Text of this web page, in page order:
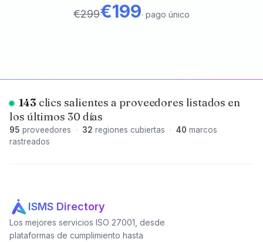
€299€199· pago único
143 clics salientes a proveedores listados en
los últimos 30 días
95 proveedores · 32 regiones cubiertas · 40 marcos
rastreados
ISMS Directory
Los mejores servicios ISO 27001, desde
plataformas de cumplimiento hasta